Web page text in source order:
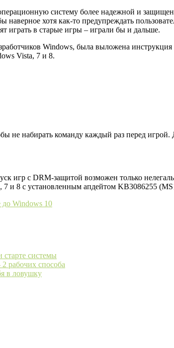
систему более надежной и
хотя как-то предупреждать
играть в старые игры – играли бы и дальше.
Windows, была выложена инструкция
Vista, 7 и 8.
не набирать команду каждый раз перед игрой.
игр с DRM-защитой возможен только
7 и 8 с установленным апдейтом KB3086255
до Windows 10
системы
рабочих способа
в ловушку